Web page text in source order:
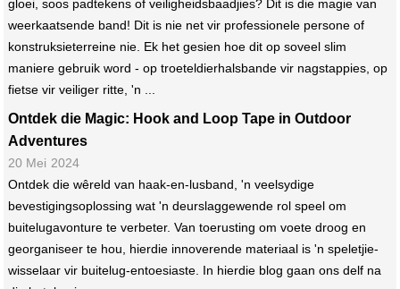
gloei, soos padtekens of veiligheidsbaadjies? Dit is die magie van
weerkaatsende band! Dit is nie net vir professionele persone of
konstruksieterreine nie. Ek het gesien hoe dit op soveel slim
maniere gebruik word - op troeteldierhalsbande vir nagstappies, op
fietse vir veiliger ritte, 'n ...
Ontdek die Magic: Hook and Loop Tape in Outdoor
Adventures
20 Mei 2024
Ontdek die wêreld van haak-en-lusband, 'n veelsydige
bevestigingsoplossing wat 'n deurslaggewende rol speel om
buitelugavonture te verbeter. Van toerusting om voete droog en
georganiseer te hou, hierdie innoverende materiaal is 'n speletjie-
wisselaar vir buitelug-entoesiaste. In hierdie blog gaan ons delf na